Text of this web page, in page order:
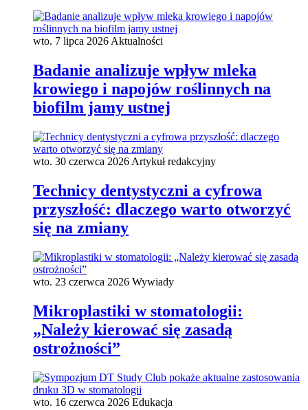
wto. 7 lipca 2026 Aktualności
Badanie analizuje wpływ mleka
krowiego i napojów roślinnych na
biofilm jamy ustnej
wto. 30 czerwca 2026 Artykuł redakcyjny
Technicy dentystyczni a cyfrowa
przyszłość: dlaczego warto otworzyć
się na zmiany
wto. 23 czerwca 2026 Wywiady
Mikroplastiki w stomatologii:
„Należy kierować się zasadą
ostrożności”
wto. 16 czerwca 2026 Edukacja